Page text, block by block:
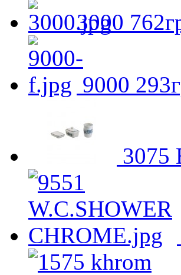
3000 762
9000 293
3075